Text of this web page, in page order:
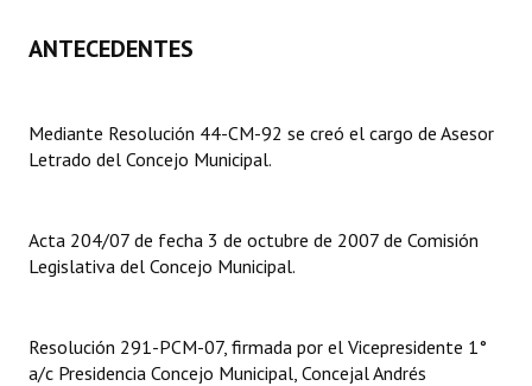
Carta Orgánica 2007
Digesto
DOCUMENTOS
Proyectos Presentados
ANTECEDENTES
Mediante Resolución 44-CM-92 se creó el cargo de Asesor
Letrado del Concejo Municipal.
Acta 204/07 de fecha 3 de octubre de 2007 de Comisión
Legislativa del Concejo Municipal.
Resolución 291-PCM-07, firmada por el Vicepresidente 1°
a/c Presidencia Concejo Municipal, Concejal Andrés